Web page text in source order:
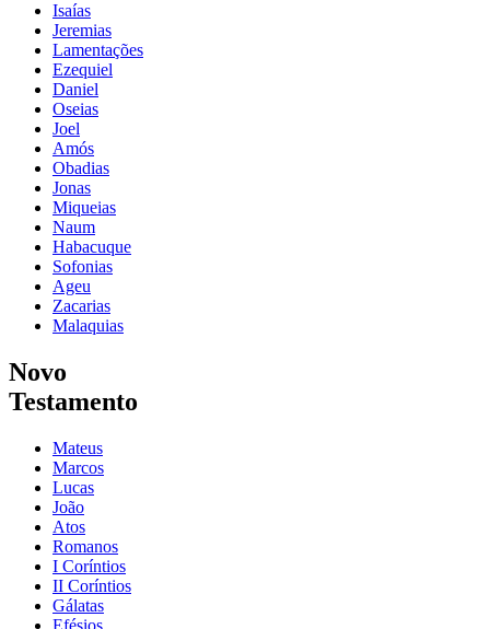
Isaías
Jeremias
Lamentações
Ezequiel
Daniel
Oseias
Joel
Amós
Obadias
Jonas
Miqueias
Naum
Habacuque
Sofonias
Ageu
Zacarias
Malaquias
Novo
Testamento
Mateus
Marcos
Lucas
João
Atos
Romanos
I Coríntios
II Coríntios
Gálatas
Efésios